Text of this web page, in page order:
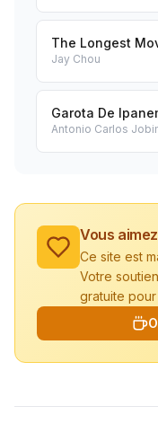
The Longest
Jay Chou
Garota De
Antonio Carlos
Vous
Ce site est
Votre
gratuite pour